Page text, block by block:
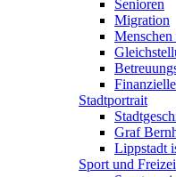
Senioren
Migration
Stadtportrait
Graf
Lippstadt
Sport und